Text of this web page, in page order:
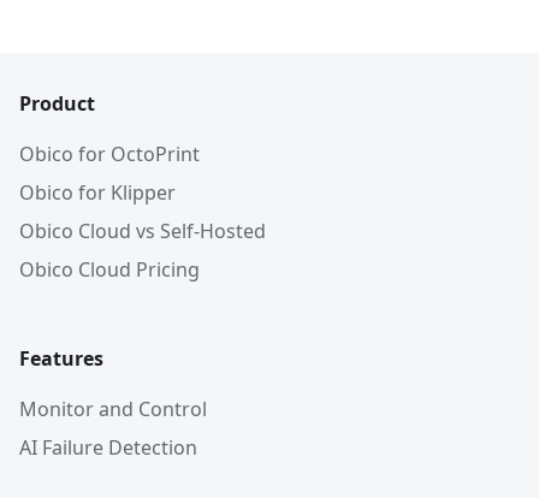
Product
Obico for OctoPrint
Obico for Klipper
Obico Cloud vs Self-Hosted
Obico Cloud Pricing
Features
Monitor and Control
AI Failure Detection